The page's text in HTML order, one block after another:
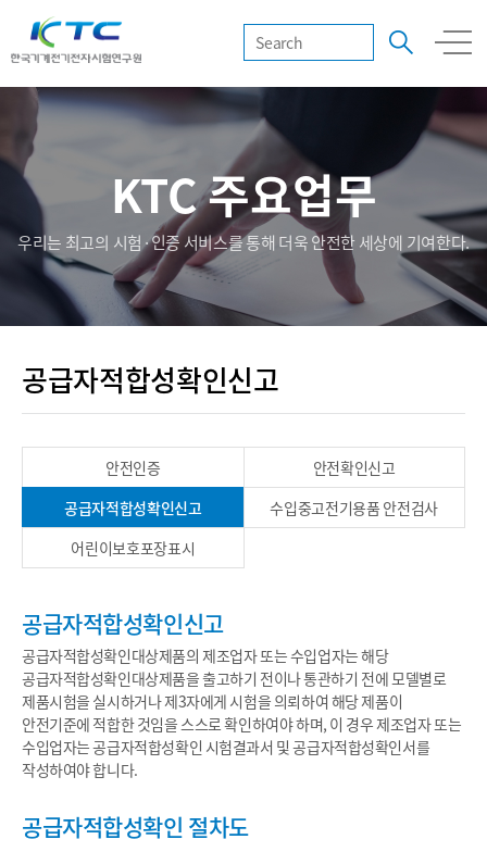
KTC 주요업무
우리는 최고의 시험·인증 서비스를 통해 더욱 안전한 세상에 기여한다.
공급자적합성확인신고
안전인증
안전확인신고
공급자적합성확인신고
수입중고전기용품 안전검사
어린이보호포장표시
공급자적합성확인신고
공급자적합성확인대상제품의 제조업자 또는 수입업자는 해당
공급자적합성확인대상제품을 출고하기 전이나 통관하기 전에 모델별로
제품시험을 실시하거나 제3자에게 시험을 의뢰하여 해당 제품이
안전기준에 적합한 것임을 스스로 확인하여야 하며, 이 경우 제조업자 또는
수입업자는 공급자적합성확인 시험결과서 및 공급자적합성확인서를
작성하여야 합니다.
공급자적합성확인 절차도